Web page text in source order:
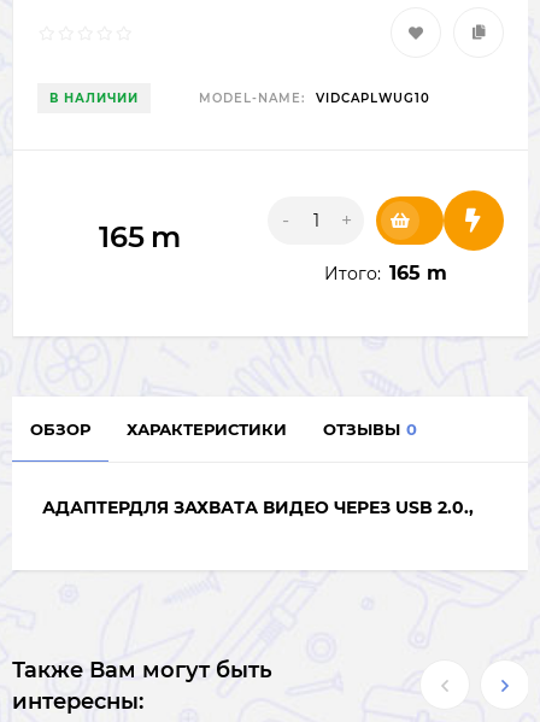
В НАЛИЧИИ MODEL-NAME: VIDCAPLWUG10
165 m - +
Итого: 165 m
ОБЗОР ХАРАКТЕРИСТИКИ ОТЗЫВЫ 0
АДАПТЕРДЛЯ ЗАХВАТА ВИДЕО ЧЕРЕЗ USB 2.0.,
Также Вам могут быть
интересны: